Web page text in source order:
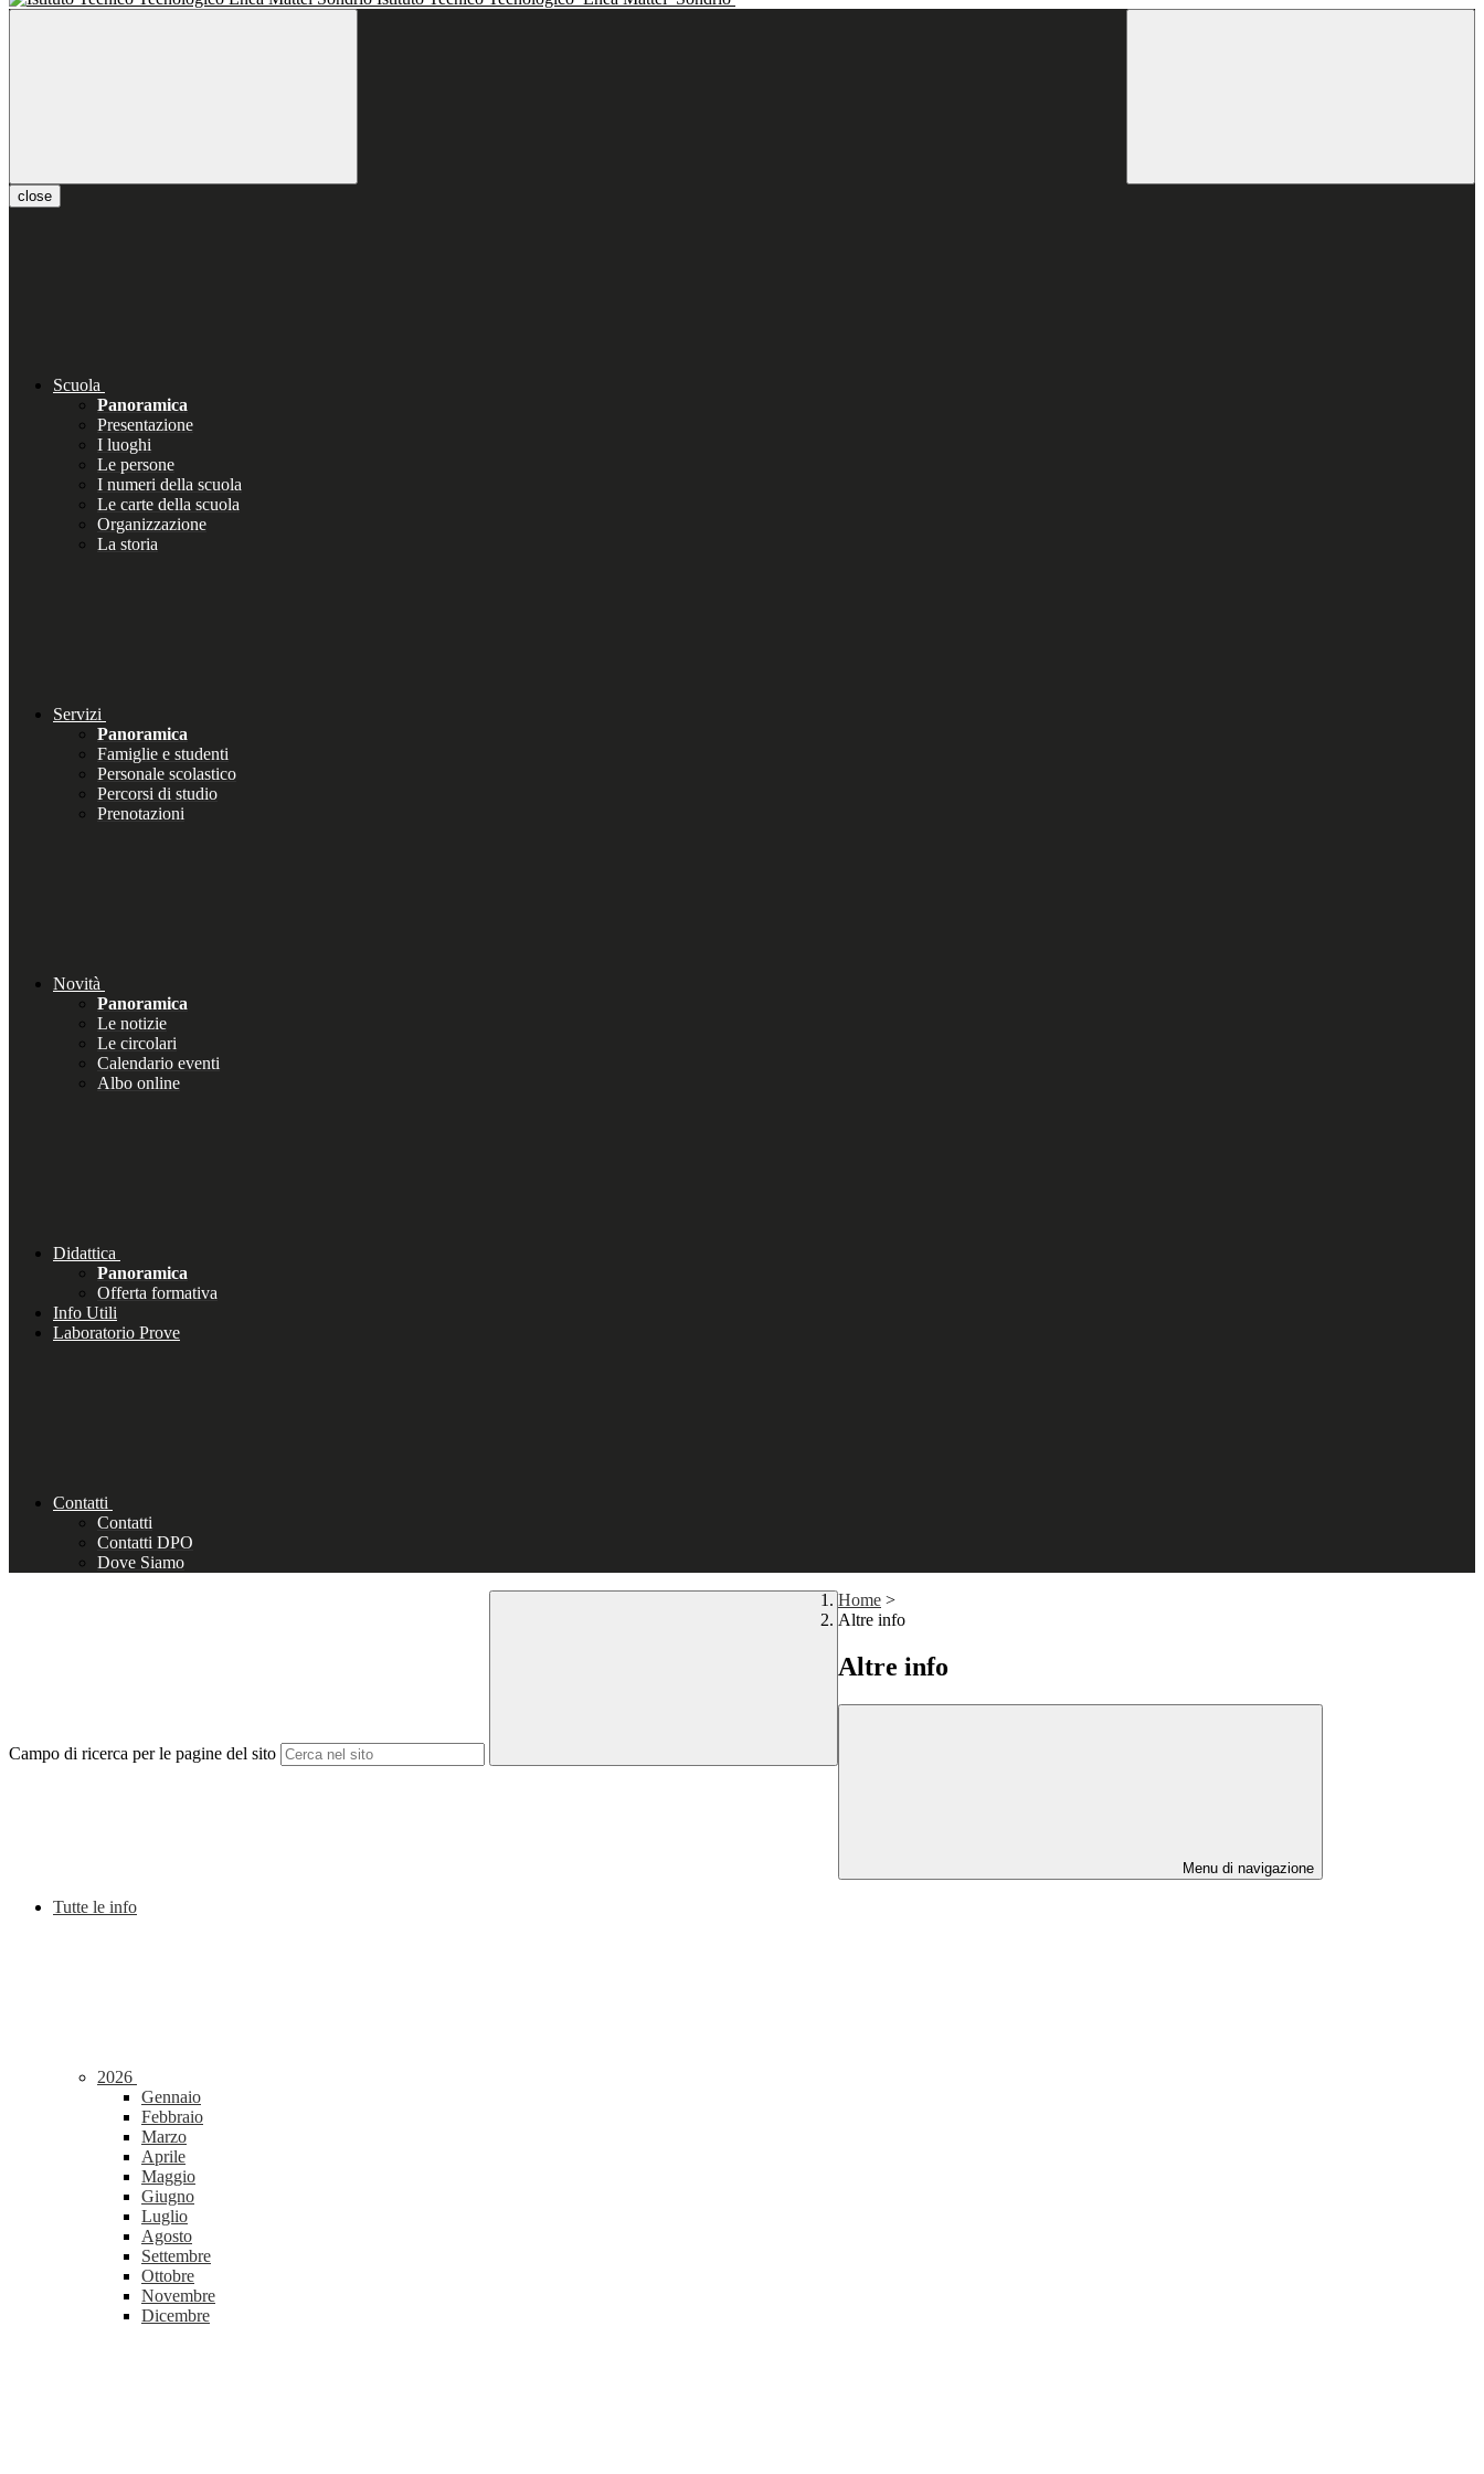
close
Scuola
Panoramica
Presentazione
I luoghi
Le persone
I numeri della scuola
Le carte della scuola
Organizzazione
La storia
Servizi
Panoramica
Famiglie e studenti
Personale scolastico
Percorsi di studio
Prenotazioni
Novità
Panoramica
Le notizie
Le circolari
Calendario eventi
Albo online
Didattica
Panoramica
Offerta formativa
Info Utili
Laboratorio Prove
Contatti
Contatti
Contatti DPO
Dove Siamo
Campo di ricerca per le pagine del sito
Home >
Altre info
Altre info
Menu di navigazione
Tutte le info
2026
Gennaio
Febbraio
Marzo
Aprile
Maggio
Giugno
Luglio
Agosto
Settembre
Ottobre
Novembre
Dicembre